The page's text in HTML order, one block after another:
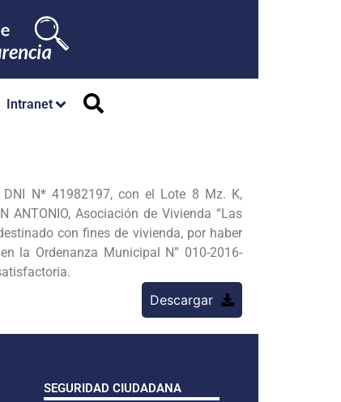
Intranet
DNI N* 41982197, con el Lote 8 Mz. K,
ANTONIO, Asociación de Vivienda “Las
con fines de vivienda, por haber
la Ordenanza Municipal N” 010-2016-
Descargar
SEGURIDAD CIUDADANA